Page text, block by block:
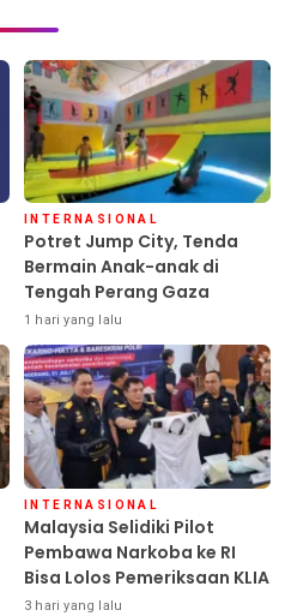
INTERNASIONAL
Potret Jump City, Tenda
Bermain Anak-anak di
Tengah Perang Gaza
1 hari yang lalu
INTERNASIONAL
Malaysia Selidiki Pilot
Pembawa Narkoba ke RI
Bisa Lolos Pemeriksaan KLIA
3 hari yang lalu